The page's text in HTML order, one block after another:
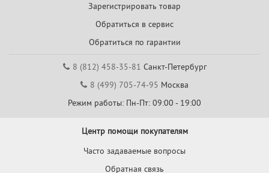
Зарегистрировать товар
Обратиться в сервис
Обратиться по гарантии
8 (812) 458-35-81 Санкт-Петербург
8 (499) 705-74-95 Москва
Режим работы: Пн-Пт: 09:00 - 19:00
Центр помощи покупателям
Часто задаваемые вопросы
Обратная связь